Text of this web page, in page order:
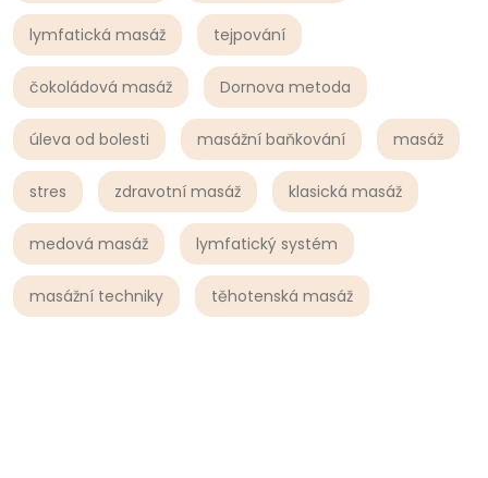
lymfatická masáž tejpování
čokoládová masáž Dornova metoda
úleva od bolesti masážní baňkování masáž
stres zdravotní masáž klasická masáž
medová masáž lymfatický systém
masážní techniky těhotenská masáž